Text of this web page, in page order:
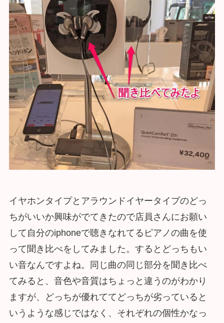
イヤホンタイプとアラウンドイヤータイプのどっ
ちがいいか興味がでてきたので店員さんにお願い
して自分のiphoneで聴きなれてるピアノの曲を使
って聞き比べをしてみました。するとどっちもい
い音なんですよね。同じ曲の同じ部分を聞き比べ
てみると、音色や音質はちょっと違うのがわかり
ますが、どっちが優れててどっちが劣っていると
いうような感じではなく、それぞれの個性かなっ